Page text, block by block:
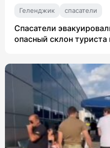
Геленджик спасатели
Спасатели
опасный склон